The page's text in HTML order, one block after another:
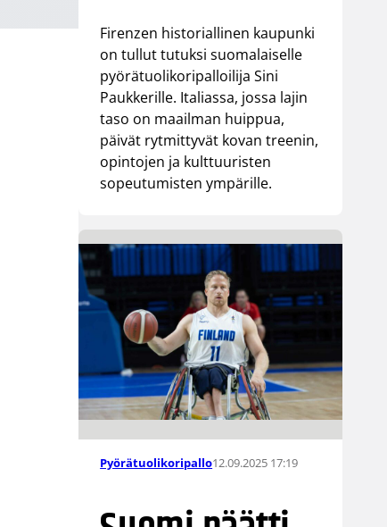
Firenzen historiallinen kaupunki
on tullut tutuksi suomalaiselle
pyörätuolikoripalloilija Sini
Paukkerille. Italiassa, jossa lajin
taso on maailman huippua,
päivät rytmittyvät kovan treenin,
opintojen ja kulttuuristen
sopeutumisten ympärille.
Pyörätuolikoripallo12.09.2025 17:19